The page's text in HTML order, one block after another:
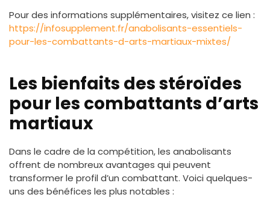
Pour des informations supplémentaires, visitez ce lien :
https://infosupplement.fr/anabolisants-essentiels-
pour-les-combattants-d-arts-martiaux-mixtes/
Les bienfaits des stéroïdes
pour les combattants d’arts
martiaux
Dans le cadre de la compétition, les anabolisants
offrent de nombreux avantages qui peuvent
transformer le profil d’un combattant. Voici quelques-
uns des bénéfices les plus notables :